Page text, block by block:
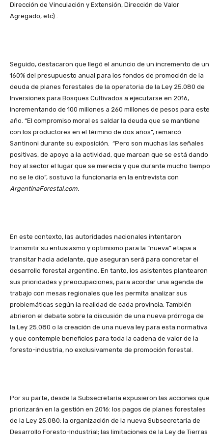
Dirección de Vinculación y Extensión, Dirección de Valor
Agregado, etc) .
Seguido, destacaron que llegó el anuncio de un incremento de un
160% del presupuesto anual para los fondos de promoción de la
deuda de planes forestales de la operatoria de la Ley 25.080 de
Inversiones para Bosques Cultivados a ejecutarse en 2016,
incrementando de 100 millones a 260 millones de pesos para este
año. “El compromiso moral es saldar la deuda que se mantiene
con los productores en el término de dos años”, remarcó
Santinoni durante su exposición. “Pero son muchas las señales
positivas, de apoyo a la actividad, que marcan que se está dando
hoy al sector el lugar que se merecía y que durante mucho tiempo
no se le dio”, sostuvo la funcionaria en la entrevista con
ArgentinaForestal.com.
En este contexto, las autoridades nacionales intentaron
transmitir su entusiasmo y optimismo para la “nueva” etapa a
transitar hacia adelante, que aseguran será para concretar el
desarrollo forestal argentino. En tanto, los asistentes plantearon
sus prioridades y preocupaciones, para acordar una agenda de
trabajo con mesas regionales que les permita analizar sus
problemáticas según la realidad de cada provincia. También
abrieron el debate sobre la discusión de una nueva prórroga de
la Ley 25.080 o la creación de una nueva ley para esta normativa
y que contemple beneficios para toda la cadena de valor de la
foresto-industria, no exclusivamente de promoción forestal.
Por su parte, desde la Subsecretaría expusieron las acciones que
priorizarán en la gestión en 2016: los pagos de planes forestales
de la Ley 25.080; la organización de la nueva Subsecretaria de
Desarrollo Foresto-Industrial; las limitaciones de la Ley de Tierras